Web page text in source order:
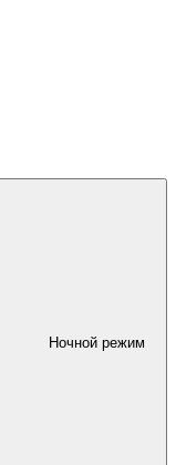
Ночной режим